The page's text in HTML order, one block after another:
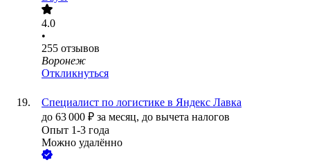
4.0
•
255 отзывов
Воронеж
Откликнуться
Специалист по логистике в Яндекс Лавка
до 63 000 ₽ за месяц, до вычета налогов
Опыт 1-3 года
Можно удалённо